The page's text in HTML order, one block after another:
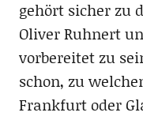
gehört sicher zu
Oliver Ruhnert
vorbereitet zu
schon, zu
Frankfurt oder